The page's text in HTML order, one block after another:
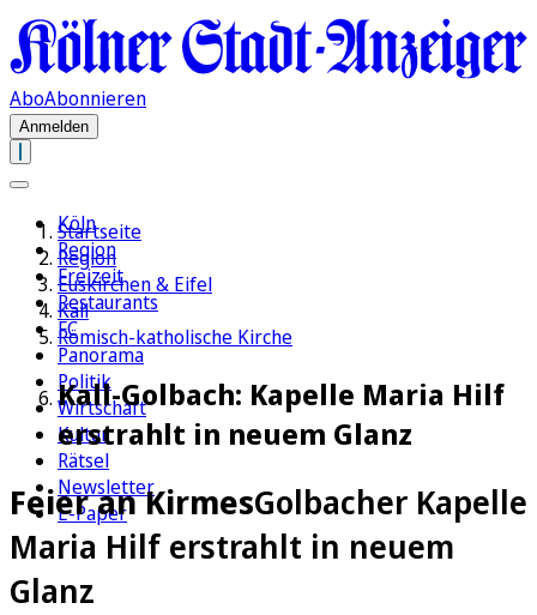
AboAbonnieren
Anmelden
Köln
Region
Freizeit
Restaurants
FC
Panorama
Politik
Wirtschaft
Kultur
Rätsel
Newsletter
E-Paper
Startseite
Region
Euskirchen & Eifel
Kall
Römisch-katholische Kirche
Kall-Golbach: Kapelle Maria Hilf
erstrahlt in neuem Glanz
Feier an KirmesGolbacher Kapelle
Maria Hilf erstrahlt in neuem
Glanz